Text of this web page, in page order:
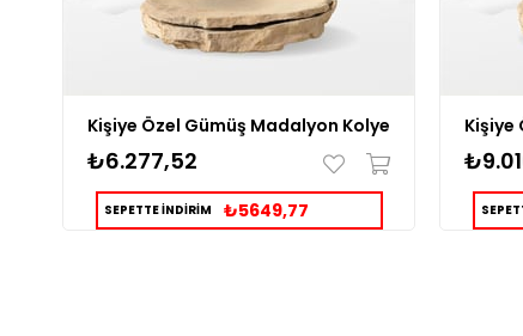
Kişiye Özel Gümüş Madalyon Kolye
₺6.277,52
SEPETTE İNDİRİM ₺5649,77